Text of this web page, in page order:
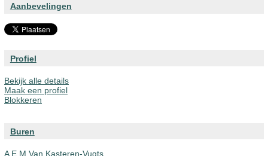
Aanbevelingen
Profiel
Bekijk alle details
Maak een profiel
Blokkeren
Buren
A E M Van Kasteren-Vugts